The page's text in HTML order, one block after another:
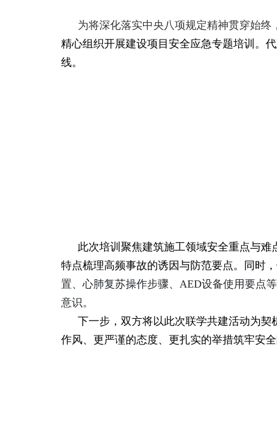
为将深化落实中央八项规定精神贯穿始终
精心组织开展建设项目安全应急专题培训。
线。
此次培训聚焦建筑施工领域安全重点与
特点梳理高频事故的诱因与防范要点。同时，
置、心肺复苏操作步骤、 AED设备使用要点
意识。
下一步，双方将以此次联学共建活动为
作风、更严谨的态度、更扎实的举措筑牢安